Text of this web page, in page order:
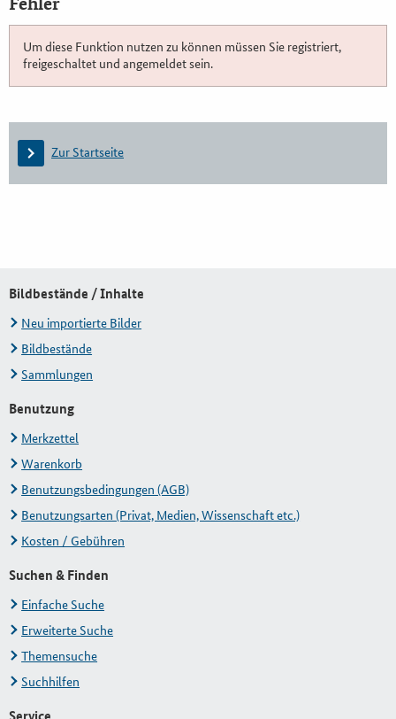
Um diese Funktion nutzen zu können müssen Sie registriert,
freigeschaltet und angemeldet sein.
Zur Startseite
Bildbestände / Inhalte
Neu importierte Bilder
Bildbestände
Sammlungen
Benutzung
Merkzettel
Warenkorb
Benutzungsbedingungen (AGB)
Benutzungsarten (Privat, Medien, Wissenschaft etc.)
Kosten / Gebühren
Suchen & Finden
Einfache Suche
Erweiterte Suche
Themensuche
Suchhilfen